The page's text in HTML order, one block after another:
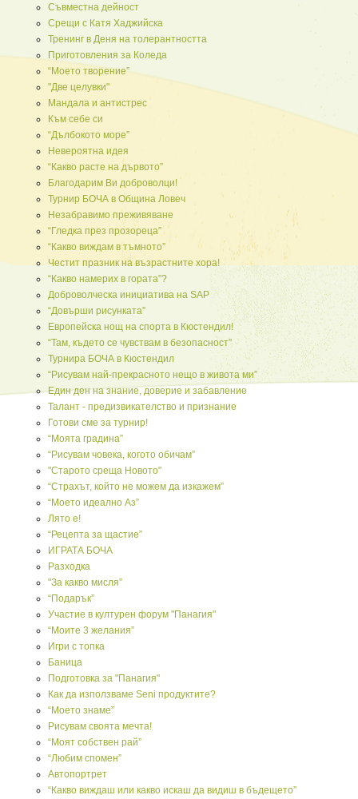
Съвместна дейност
Срещи с Катя Хаджийска
Тренинг в Деня на толерантността
Приготовления за Коледа
“Моето творение”
"Две целувки"
Мандала и антистрес
Към себе си
“Дълбокото море”
Невероятна идея
“Какво расте на дървото”
Благодарим Ви доброволци!
Турнир БОЧА в Община Ловеч
Незабравимо преживяване
“Гледка през прозореца”
“Какво виждам в тъмното”
Честит празник на възрастните хора!
“Какво намерих в гората”?
Доброволческа инициатива на SAP
“Довърши рисунката”
Европейска нощ на спорта в Кюстендил!
“Там, където се чувствам в безопасност”
Турнира БОЧА в Кюстендил
“Рисувам най-прекрасното нещо в живота ми”
Един ден на знание, доверие и забавление
Талант - предизвикателство и признание
Готови сме за турнир!
“Моята градина”
“Рисувам човека, когото обичам”
"Старото среща Новото"
“Страхът, който не можем да изкажем”
“Моето идеално Аз”
Лято е!
“Рецепта за щастие”
ИГРАТА БОЧА
Разходка
"За какво мисля”
“Подарък”
Участие в културен форум "Панагия"
“Моите 3 желания”
Игри с топка
Баница
Подготовка за "Панагия"
Как да използваме Seni продуктите?
“Моето знаме”
Рисувам своята мечта!
“Моят собствен рай”
“Любим спомен”
Автопортрет
“Какво виждаш или какво искаш да видиш в бъдещето”